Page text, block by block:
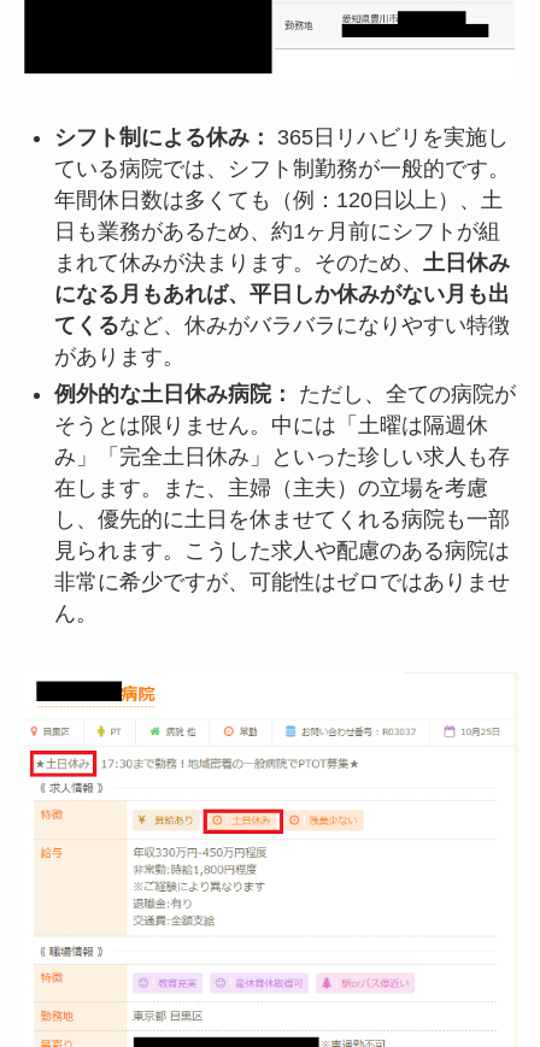
シフト制による休み：
365日リハビリを実施し
ている病院では、シフト制勤務が一般的です。
年間休日数は多くても（例：120日以上）、土
日も業務があるため、約1ヶ月前にシフトが組
まれて休みが決まります。そのため、 土日休み
になる月もあれば、平日しか休みがない月も出
てくるなど、休みがバラバラになりやすい特徴
があります。
例外的な土日休み病院：
ただし、全ての病院が
そうとは限りません。中には「土曜は隔週休
み」「完全土日休み」といった珍しい求人も存
在します。また、主婦（主夫）の立場を考慮
し、優先的に土日を休ませてくれる病院も一部
見られます。こうした求人や配慮のある病院は
非常に希少ですが、可能性はゼロではありませ
ん。